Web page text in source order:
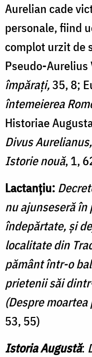
Aurelian cade
personale, fiind
complot urzit de
Pseudo-Aurelius
împărați,35, 8;
întemeierea
Historiae
Divus Aurelianus,
Istorie nouă, 1,
Lactanțiu:
nu ajunseseră
îndepărtate, şi
localitate din
pământ într-o
prietenii săi
(Despre
53, 55)
Istoria Augustă: